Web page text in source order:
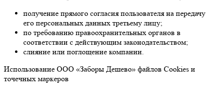
получение прямого согласия пользователя на передачу
его персональных данных третьему лицу;
по требованию правоохранительных органов в
соответствии с действующим законодательством;
слияние или поглощение компании.
Использование ООО «Заборы Дешево» файлов Cookies и
точечных маркеров